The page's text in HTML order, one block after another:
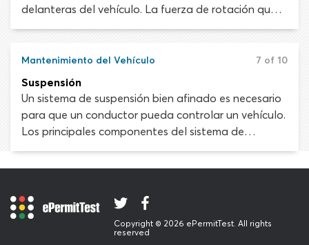
delanteras del vehículo. La fuerza de rotación que
ejerces sobre el volante se transfiere a la columna
giratorio que hace pivotar las ruedas del vehículo de
la izquierda o la derecha, dirigiendo el vehículo por
la carretera.
Mantenimiento del Vehículo 7 of 10
Suspensión
Un sistema de suspensión bien afinado es necesario
para que un conductor pueda controlar un vehículo.
Los principales componentes del sistema de
suspensión son las llantas, el aire en las llantas, los
las uniones y las juntas. Estos dispositivos gestionan
la relación entre la carretera y las ruedas, y las
ruedas y la carrocería del vehículo.
Copyright © 2026 ePermitTest. All rights
reserved